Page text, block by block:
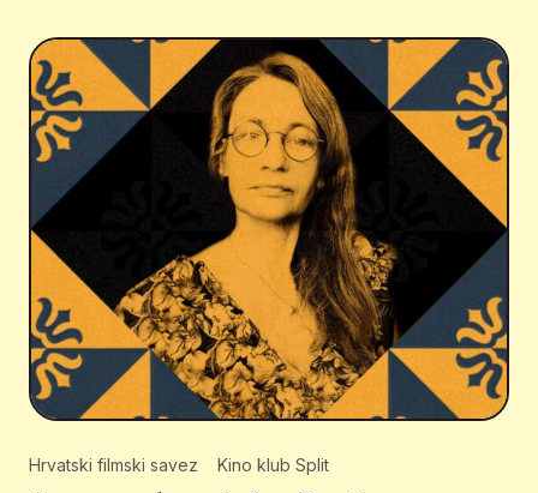
Hrvatski filmski savez Kino klub Split